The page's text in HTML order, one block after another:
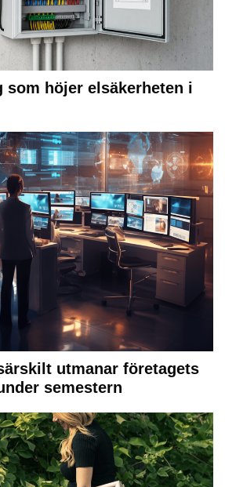
som höjer elsäkerheten i
utmanar företagets
semestern